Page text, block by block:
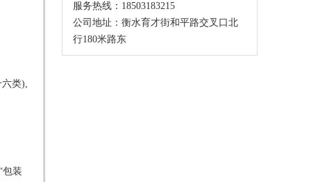
类),
包装
服务热线：18503183215
公司地址：衡水育才街和平路交叉口北
行180米路东